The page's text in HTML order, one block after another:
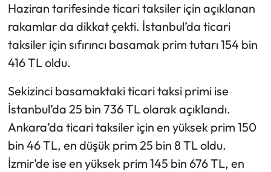
Haziran tarifesinde ticari taksiler için açıklanan
rakamlar da dikkat çekti. İstanbul’da ticari
taksiler için sıfırıncı basamak prim tutarı 154 bin
416 TL oldu.
Sekizinci basamaktaki ticari taksi primi ise
İstanbul’da 25 bin 736 TL olarak açıklandı.
Ankara’da ticari taksiler için en yüksek prim 150
bin 46 TL, en düşük prim 25 bin 8 TL oldu.
İzmir’de ise en yüksek prim 145 bin 676 TL, en